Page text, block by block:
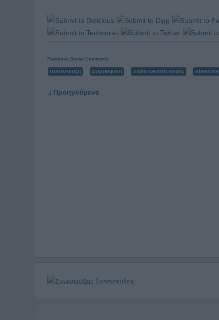
Facebook Social Comments
συνέντευξη ζωγραφικη παλετοκατασκευές
Προηγούμενο
Συνεντεύξεις